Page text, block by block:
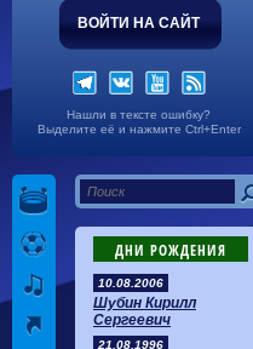
ВОЙТИ НА САЙТ
Нашли в тексте ошибку?
Выделите её и нажмите Ctrl+Enter
ДНИ РОЖДЕНИЯ
10.08.2006
Шубин Кирилл
Сергеевич
21.08.1996